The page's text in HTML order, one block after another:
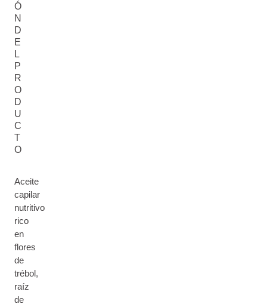
Ó
N
D
E
L
P
R
O
D
U
C
T
O
Aceite
capilar
nutritivo
rico
en
flores
de
trébol,
raíz
de